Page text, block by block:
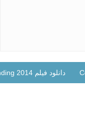
دانلود فیلم Happy Ending 2014